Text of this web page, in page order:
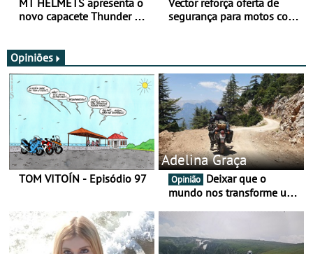
MT HELMETS apresenta o
novo capacete Thunder 4 R
Vector reforça oferta de
segurança para motos com
Opiniões
TOM VITOÍN - Episódio 97
Adelina Graça
Opinião
mundo nos transforme um